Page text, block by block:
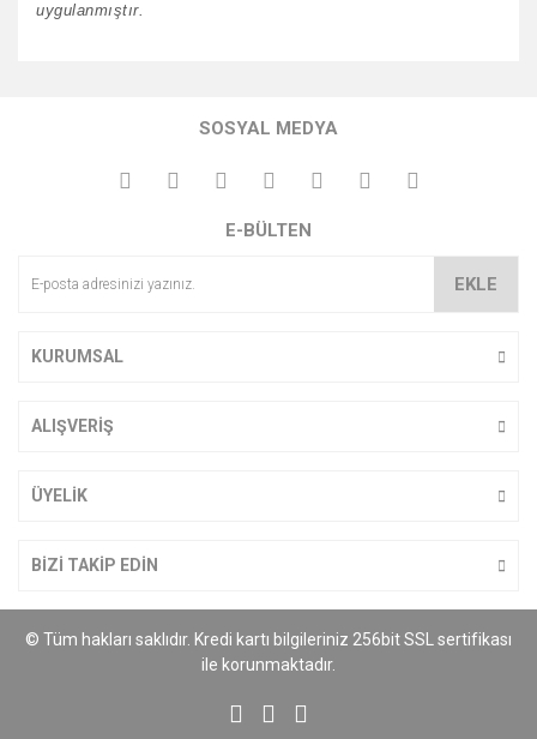
uygulanmıştır.
kullanarak tarafımıza iletebilirsiniz.
Görüş ve önerileriniz için teşekkür ederiz.
Ürün açıklamasında eksik bilgiler bulunuyor.
SOSYAL MEDYA
E-BÜLTEN
EKLE
KURUMSAL
ALIŞVERİŞ
ÜYELİK
BİZİ TAKİP EDİN
© Tüm hakları saklıdır. Kredi kartı bilgileriniz 256bit SSL sertifikası
ile korunmaktadır.